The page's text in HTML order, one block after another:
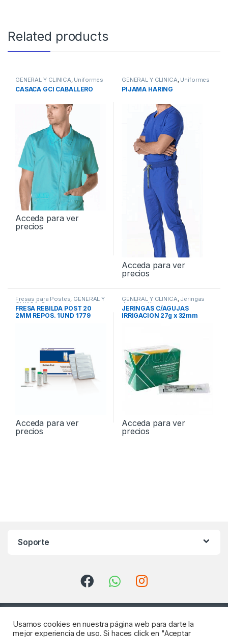
Related products
GENERAL Y CLINICA Uniformes
CASACA GCI CABALLERO
Acceda para ver
precios
GENERAL Y CLINICA Uniformes
PIJAMA HARING
Acceda para ver
precios
Fresas para Postes, GENERAL Y
CLINICA,Postes
FRESA REBILDA POST 20
2MM REPOS. 1UND 1779
Acceda para ver
precios
GENERAL Y CLINICA, Jeringas
de Irrigación
JERINGAS C/AGUJAS
IRRIGACION 27g x 32mm
Acceda para ver
precios
Soporte
Usamos cookies en nuestra página web para darte la
mejor experiencia de uso. Si haces click en "Aceptar